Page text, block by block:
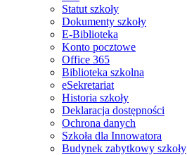
Statut szkoły
Dokumenty szkoły
E-Biblioteka
Konto pocztowe
Office 365
Biblioteka szkolna
eSekretariat
Historia szkoły
Deklaracja dostępności
Ochrona danych
Szkoła dla Innowatora
Budynek zabytkowy szkoły